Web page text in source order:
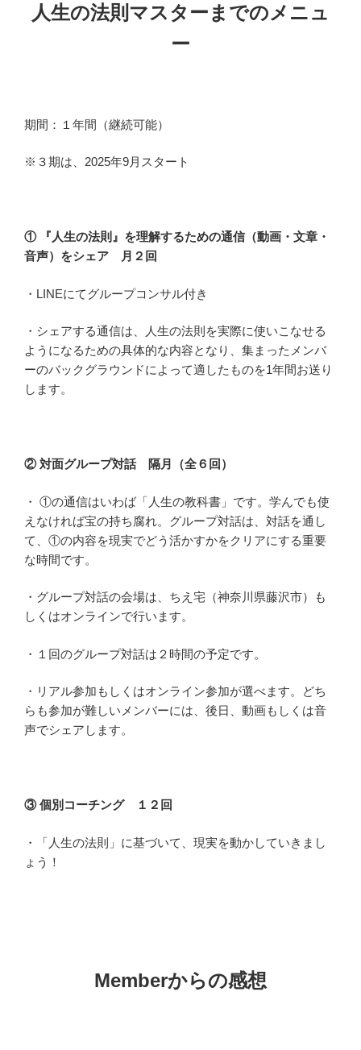
人生の法則マスターまでのメニュ
ー
期間：１年間（継続可能）
※３期は、2025年9月スタート
①『 人生の法則』を理解するための通信（動画・文章・
音声）をシェア 月２回
・LINEにてグループコンサル付き
・シェアする通信は、人生の法則を実際に使いこなせる
ようになるための具体的な内容となり、集まったメンバ
ーのバックグラウンドによって適したものを1年間お送り
します。
②対面グループ対話隔月 （全６ 回）
・ ①の通信はいわば「人生の教科書」です。学んでも使
えなければ宝の持ち腐れ。 グループ対話は、対話を通し
て、①の内容を現実でどう活かすかをクリアにする重要
な時間です。
・グループ対話の会場は、ちえ宅（神奈川県藤沢市）も
しくはオンラインで行います。
・１ 回のグループ対話は２時間の予定です。
・ リアル参加もしくはオンライン参加が選べます。どち
らも参加が難しいメンバーには、後日、動画もしくは音
声でシェアします。
③ 個別コーチング １２ 回
・「人生の法則」に基づいて、現実を動かしていきまし
ょう！
Memberからの感想